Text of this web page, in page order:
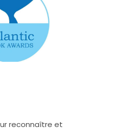
reconnaître et